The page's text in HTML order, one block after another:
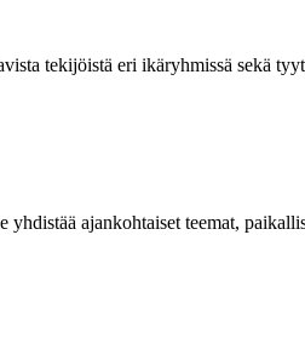
tekijöistä eri ikäryhmissä sekä
ajankohtaiset teemat,